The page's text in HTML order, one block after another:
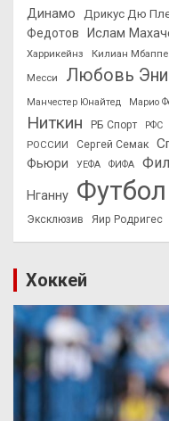
Динамо Дрикус Дю
Федотов
Ислам
Харрикейнз
Килиан Мбаппе
Месси
Любовь
Манчестер Юнайтед Марио
Ниткин
РБ Спорт РФС
РОССИИ
Сергей Семак
Фьюри
УЕФА ФИФА
Нганну Футбол
Эксклюзив Яир Родригес
Хоккей